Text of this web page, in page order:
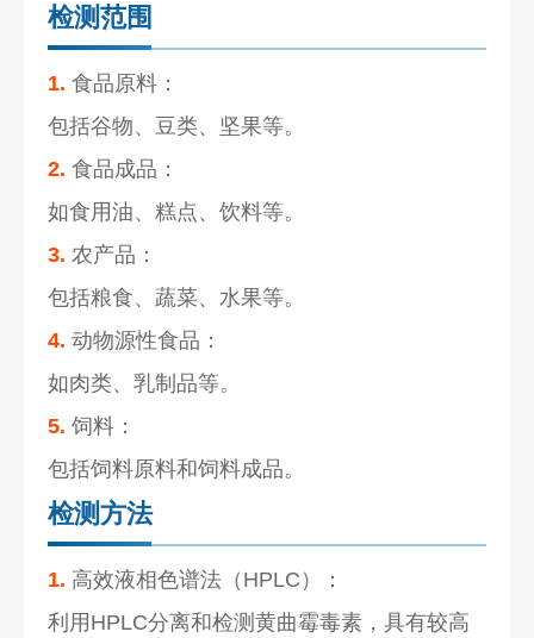
检测范围
1. 食品原料：
包括谷物、豆类、坚果等。
2. 食品成品：
如食用油、糕点、饮料等。
3. 农产品：
包括粮食、蔬菜、水果等。
4. 动物源性食品：
如肉类、乳制品等。
5. 饲料：
包括饲料原料和饲料成品。
检测方法
1. 高效液相色谱法（HPLC）：
利用HPLC分离和检测黄曲霉毒素，具有较高